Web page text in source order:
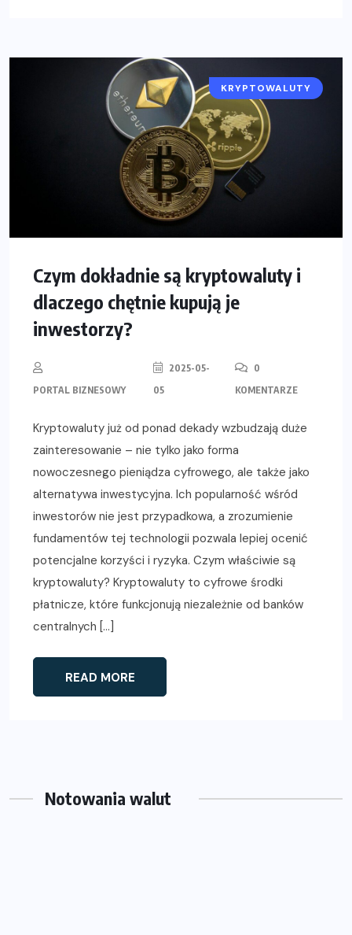
KRYPTOWALUTY
Czym dokładnie są kryptowaluty i
dlaczego chętnie kupują je
inwestorzy?
PORTAL BIZNESOWY
2025-05-
05
0
KOMENTARZE
Kryptowaluty już od ponad dekady wzbudzają duże
zainteresowanie – nie tylko jako forma
nowoczesnego pieniądza cyfrowego, ale także jako
alternatywa inwestycyjna. Ich popularność wśród
inwestorów nie jest przypadkowa, a zrozumienie
fundamentów tej technologii pozwala lepiej ocenić
potencjalne korzyści i ryzyka. Czym właściwie są
kryptowaluty? Kryptowaluty to cyfrowe środki
płatnicze, które funkcjonują niezależnie od banków
centralnych […]
READ MORE
Notowania walut